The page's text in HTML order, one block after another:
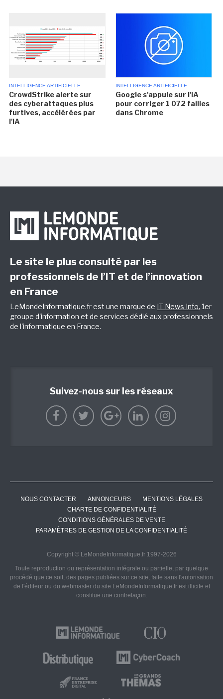
INTELLIGENCE ARTIFICIELLE
CrowdStrike alerte sur
des cyberattaques plus
furtives, accélérées par
l'IA
INTELLIGENCE ARTIFICIELLE
Google s'appuie sur l'IA
pour corriger 1 072 failles
dans Chrome
Le site le plus consulté par les
professionnels de l’IT et de l’innovation
en France
LeMondeInformatique.fr est une marque de IT News Info, 1er
groupe d'information et de services dédié aux professionnels
de l'informatique en France.
Suivez-nous sur les réseaux
NOUS CONTACTER ANNONCEURS
MENTIONS LÉGALES
CHARTE DE CONFIDENTIALITÉ
CONDITIONS GÉNÉRALES DE VENTE
PARAMÈTRES DE GESTION DE LA CONFIDENTIALITÉ
Copyright © LeMondeInformatique.fr 1997-2026
Toute reproduction ou représentation intégrale ou partielle, par quelque
procédé que ce soit, des pages publiées sur ce site, faite sans l'autorisation
de l'éditeur ou du webmaster du site LeMondeInformatique.fr est illicite et
constitue une contrefaçon.